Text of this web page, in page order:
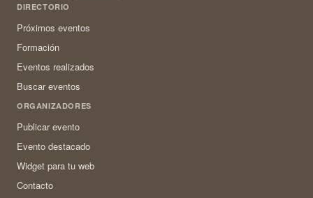
DIRECTORIO
Próximos eventos
Formación
Eventos realizados
Buscar eventos
ORGANIZADORES
Publicar evento
Evento destacado
Widget para tu web
Contacto